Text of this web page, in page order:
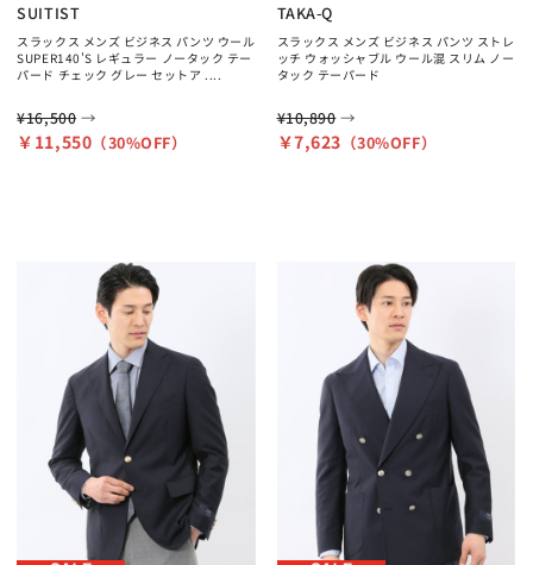
SUITIST
スラックス メンズ ビジネス パンツ ウール
SUPER140'S レギュラー ノータック テー
パード チェック グレー セットア ....
¥16,500 →
￥11,550 （30%OFF）
TAKA-Q
スラックス メンズ ビジネス パンツ ストレ
ッチ ウォッシャブル ウール混 スリム ノー
タック テーパード
¥10,890 →
￥7,623 （30%OFF）